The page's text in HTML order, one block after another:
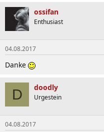
ossifan
Enthusiast
04.08.2017
Danke
D doodly
Urgestein
04.08.2017